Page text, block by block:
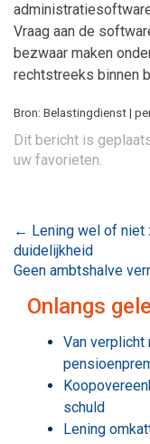
Vraag aan de
bezwaar maken
rechtstreeks binnen
Bron: Belastingdienst |
Dit bericht is
uw favorieten.
Bericht
navigatie
← Lening wel of
duidelijkheid
Geen ambtshalve
Onlangs
Van verplicht
schuld
Lening